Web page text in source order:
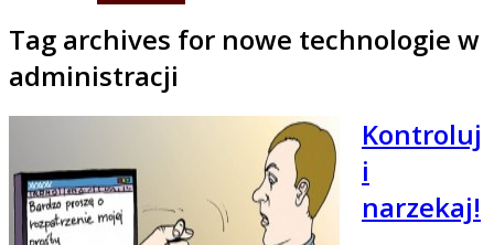
Tag archives for nowe technologie w
administracji
Kontroluj
i
narzekaj!